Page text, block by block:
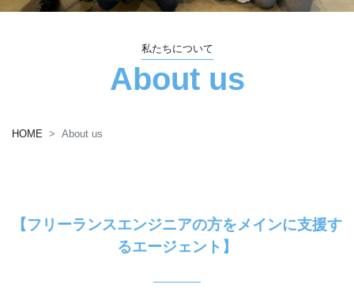
私たちについて
About us
HOME About us
【フリーランスエンジニアの方をメインに支援す
るエージェント】